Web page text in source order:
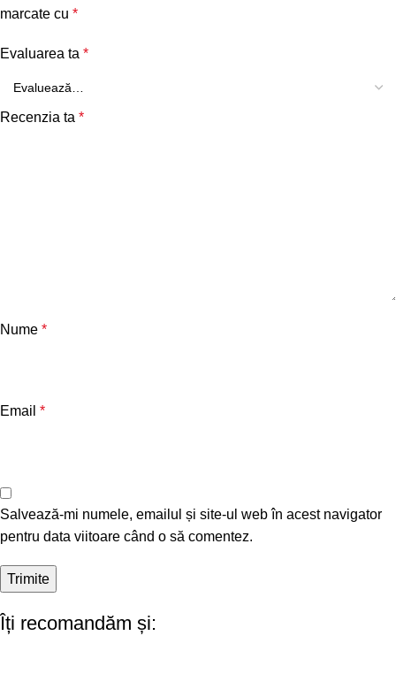
marcate cu *
Evaluarea ta *
Recenzia ta *
Nume *
Email *
Salvează-mi numele, emailul și site-ul web în acest navigator
pentru data viitoare când o să comentez.
Îți recomandăm și: